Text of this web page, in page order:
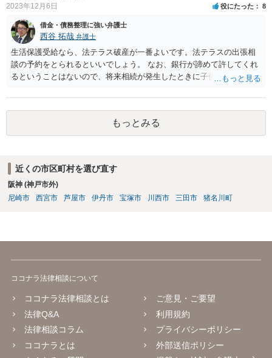
2023年12月6日 役にたった 8
借金・債務整理に強い弁護士
西谷 拓哉 弁護士
生活保護受給なら、法テラス破産が一番よいです。法テラスの出張相
談の予約をとられるといいでしょう。 なお、銀行が諦めて許してくれ
るということはないので、将来相続が発生したときに子供が負債を相
段をとることもありますが、今の世代のうちに借金は処理することが
望ましいです。
もっとみる
近くの市区町村を選び直す
阪神 (神戸市外)
尼崎市
西宮市 芦屋市 伊丹市 宝塚市 川西市 三田市 猪名川町
ココナラ法律相談について
ココナラ法律相談とは
法律Q&A
法律相談コラム
ココナラとは
ご意見・ご要望
利用規約
プライバシーポリシー
外部送信ポリシー